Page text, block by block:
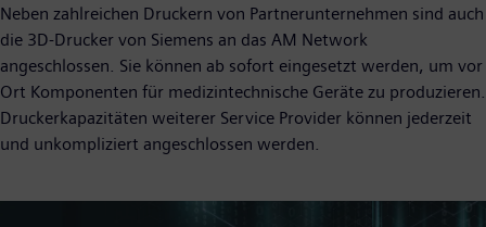
Neben zahlreichen Druckern von Partnerunternehmen sind auch
die 3D-Drucker von Siemens an das AM Network
angeschlossen. Sie können ab sofort eingesetzt werden, um vor
Ort Komponenten für medizintechnische Geräte zu produzieren.
Druckerkapazitäten weiterer Service Provider können jederzeit
und unkompliziert angeschlossen werden.